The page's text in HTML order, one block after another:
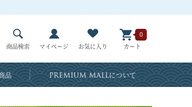
商品検索 マイページ お気に入り カート
0
品 PREMIUM MALLについて